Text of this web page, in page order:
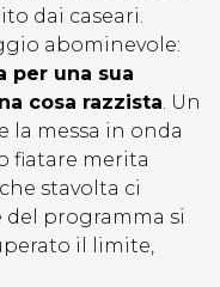
dai caseari.
abominevole:
per una sua
cosa razzista. Un
la messa in onda
fiatare merita
stavolta ci
programma si
il limite,